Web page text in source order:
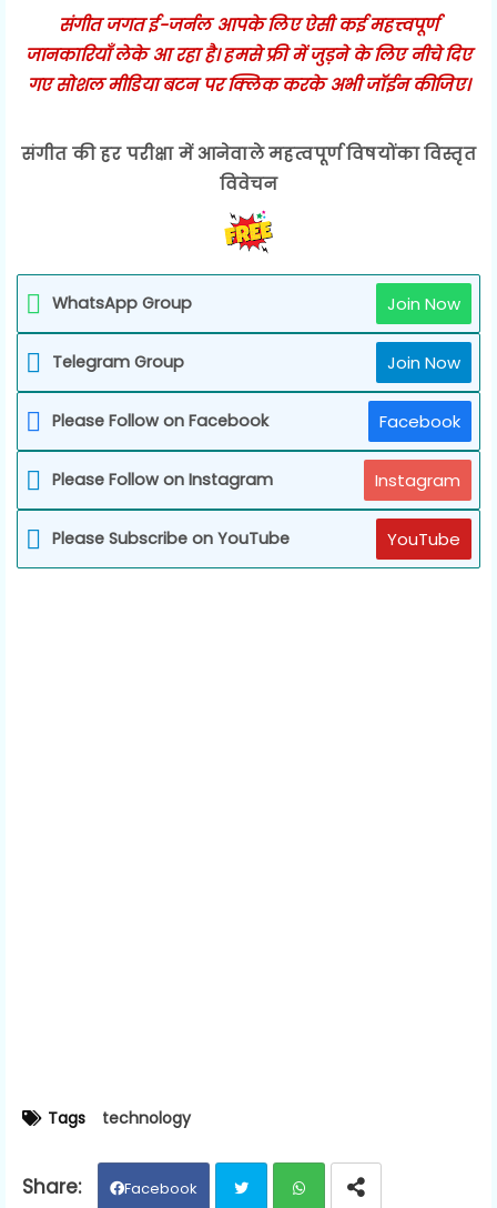
संगीत जगत ई-जर्नल आपके लिए ऐसी कई महत्त्वपूर्ण
जानकारियाँ लेके आ रहा है। हमसे फ्री में जुड़ने के लिए नीचे दिए
गए सोशल मीडिया बटन पर क्लिक करके अभी जॉईन कीजिए।
संगीत की हर परीक्षा में आनेवाले महत्वपूर्ण विषयोंका विस्तृत
विवेचन
WhatsApp Group Join Now
Telegram Group Join Now
Please Follow on Facebook Facebook
Please Follow on Instagram Instagram
Please Subscribe on YouTube YouTube
Tags technology
Facebook